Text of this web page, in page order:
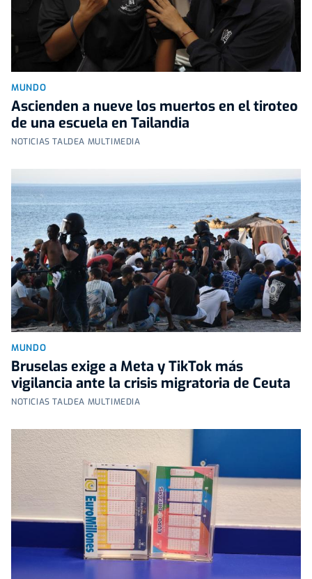
MUNDO
Ascienden a nueve los muertos en el tiroteo
de una escuela en Tailandia
NOTICIAS TALDEA MULTIMEDIA
MUNDO
Bruselas exige a Meta y TikTok más
vigilancia ante la crisis migratoria de Ceuta
NOTICIAS TALDEA MULTIMEDIA